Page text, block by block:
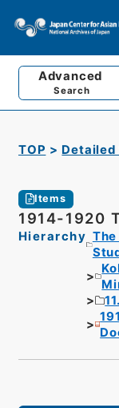
Advanced
Search
TOP Detailed
Items
1914-1920
Hierarchy